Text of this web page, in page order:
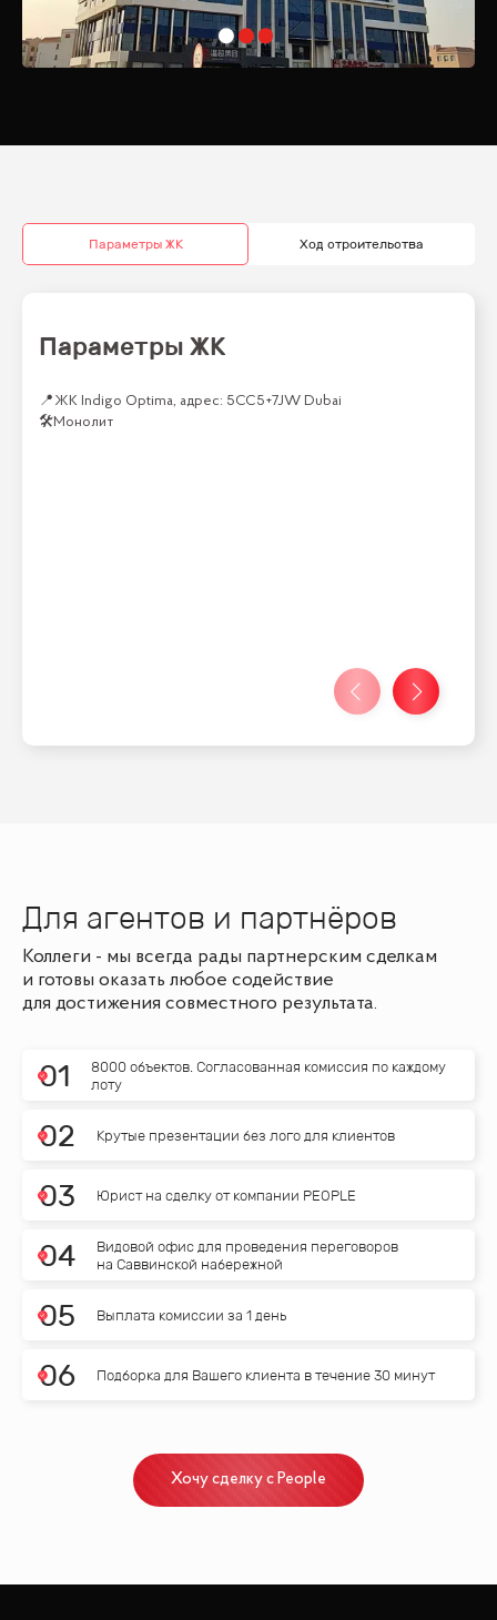
Параметры ЖК Ход строительства
Параметры ЖК
📍 ЖК Indigo Optima, адрес: 5CC5+7JW Dubai
🛠Монолит
Для агентов и партнёров
Коллеги - мы всегда рады партнерским сделкам
и готовы оказать любое содействие
для достижения совместного результата.
01
8000 объектов. Согласованная комиссия по каждому
лоту
02 Крутые презентации без лого для клиентов
03 Юрист на сделку от компании PEOPLE
04
Видовой офис для проведения переговоров
на Саввинской набережной
05 Выплата комиссии за 1 день
06 Подборка для Вашего клиента в течение 30 минут
Хочу сделку с People